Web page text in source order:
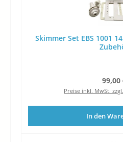
Skimmer Set EBS 1001
99,00
Preise inkl. MwSt.
In den